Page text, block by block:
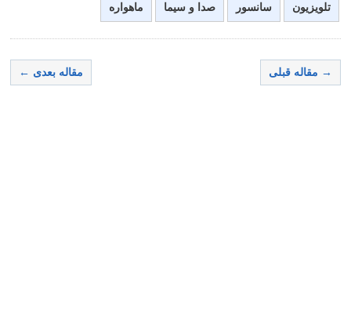
تلویزیون سانسور صدا و سیما ماهواره
→ مقاله قبلی مقاله بعدی ←